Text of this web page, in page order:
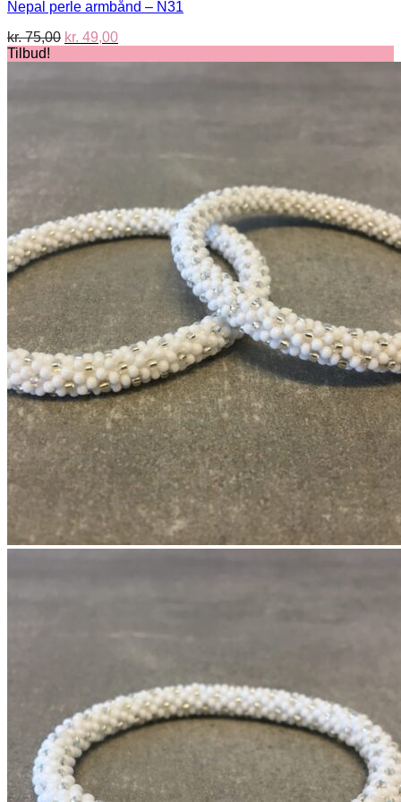
Nepal perle armbånd – N31
kr.75,00 Den
kr. 49,00Den
Tilbud!